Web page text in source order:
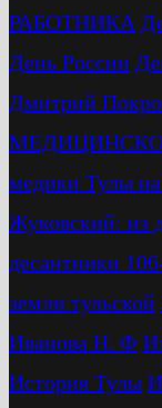
РАБОТНИКА
День России
Дмитрий
медики Тулы
Жуковский: из
десантники
земли тульской
Иванова Н. Ф
История Тулы